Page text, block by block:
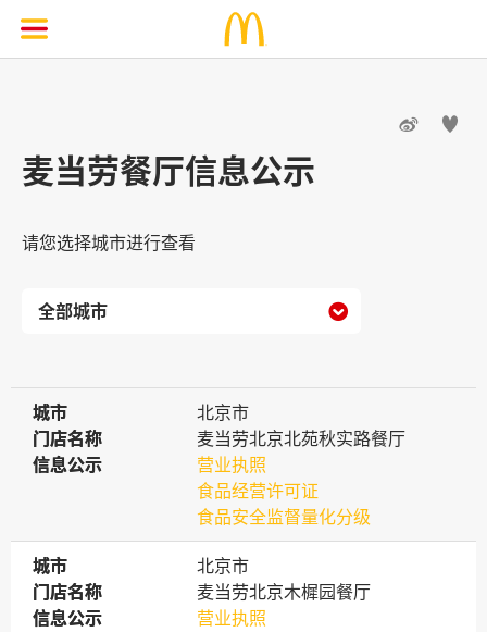
 
麦当劳餐厅信息公示
请您选择城市进行查看

城市
城市
北京市
门店名称
门店名称
麦当劳北京北苑秋实路餐厅
信息公示
信息公示
营业执照
食品经营许可证
食品安全监督量化分级
城市
城市
北京市
门店名称
门店名称
麦当劳北京木樨园餐厅
信息公示
信息公示
营业执照